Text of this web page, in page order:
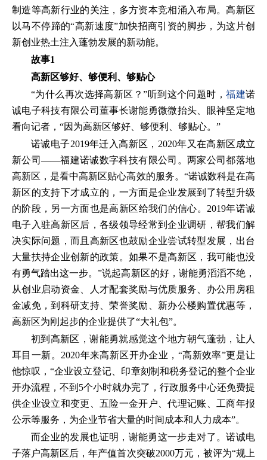
制造等高新行业的关注，多方资本竞相涌入布局。高新区
以马不停蹄的“高新速度”加快招商引资的脚步，为这片创
新创业热土注入蓬勃发展的新动能。
故事1
高新区够好、够便利、够贴心
“为什么再次选择高新区？”听到这个问题时，福建诺
诚电子科技有限公司董事长谢能勇微微抬头、眼神坚定地
看向记者，“因为高新区够好、够便利、够贴心。”
诺诚电子2019年迁入高新区，2020年又在高新区成立
新公司——福建诺诚数字科技有限公司。两家公司都落地
高新区，是看中高新区贴心高效的服务。“诺诚数科是在高
新区的支持下才成立的，一方面是企业发展到了转型升级
的阶段，另一方面也是高新区给我们的信心。2019年诺诚
电子入驻高新区后，各级领导经常到企业调研，帮我们解
决实际问题，而且高新区也鼓励企业尝试转型发展，出台
大量扶持企业创新的政策。如果不是高新区，我可能也没
有勇气踏出这一步。”说起高新区的好，谢能勇滔滔不绝，
从创业启动资金、人才配套奖励与优质服务、办公用房租
金减免，到科研支持、荣誉奖励、新办公楼购置优惠等，
高新区为刚起步的企业提供了“大礼包”。
初到高新区，谢能勇就感觉这个地方朝气蓬勃，让人
耳目一新。2020年来高新区开办企业，“高新效率”更是让
他惊叹，“企业设立登记、印章刻制和税务登记的整个企业
开办流程，不到5个小时就办完了，行政服务中心还免费提
供企业设立和变更、五险一金开户、代理记账、工商年报
公示等服务，为企业节省大量的时间成本和人力成本”。
而企业的发展也证明，谢能勇这一步走对了。诺诚电
子落户高新区后，年产值首次突破2000万元，被评为“规上